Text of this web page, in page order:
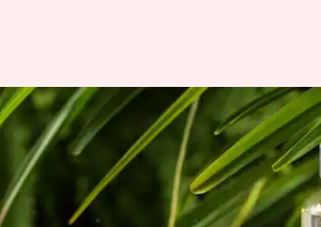
घर के कई कामों के लिए
किया जा सकता है टी
जानिए कैसे
अंजली Mar 13, 2025 05:13 pm